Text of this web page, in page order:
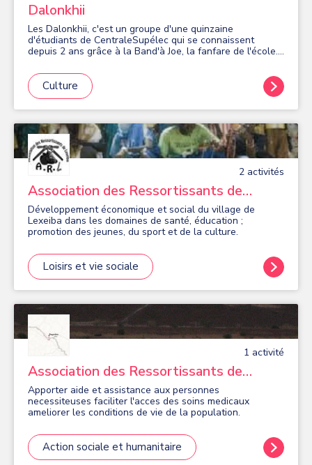
Dalonkhii
Les Dalonkhii, c'est un groupe d'une quinzaine
d'étudiants de CentraleSupélec qui se connaissent
depuis 2 ans grâce à la Band'à Joe, la fanfare de l'école.
musique cubaine, le funk, le rock ou le New Orleans, leur
répertoire varié saura vous séduire grâce au mélange
explosif de sonorités cuivrées, de chorégraphies
endiablées et de bonne humeur.
Culture
2 activités
Association des Ressortissants de
Lexeiba
Développement économique et social du village de
Lexeiba dans les domaines de santé, éducation ;
promotion des jeunes, du sport et de la culture.
Loisirs et vie sociale
1 activité
Association des Ressortissants de
Bagodine en Europe
Apporter aide et assistance aux personnes
necessiteuses faciliter l'acces des soins medicaux
ameliorer les conditions de vie de la population.
Action sociale et humanitaire